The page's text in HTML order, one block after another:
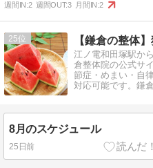
週間IN:2 週間OUT:3 月間IN:2
25
江ノ電和田塚駅か
倉整体院の公式サ
節症・めまい・自
対応可能です。鎌
8月のスケジュール
25日前